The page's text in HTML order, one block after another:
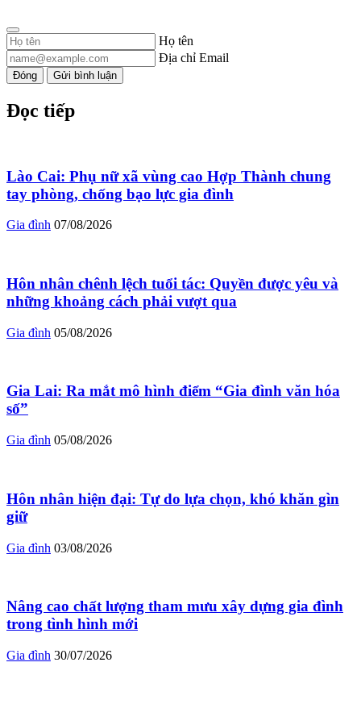
Họ tên
Địa chỉ Email
Đóng Gửi bình luận
Đọc tiếp
Lào Cai: Phụ nữ xã vùng cao Hợp Thành chung
tay phòng, chống bạo lực gia đình
Gia đình 07/08/2026
Hôn nhân chênh lệch tuổi tác: Quyền được yêu và
những khoảng cách phải vượt qua
Gia đình 05/08/2026
Gia Lai: Ra mắt mô hình điểm “Gia đình văn hóa
số”
Gia đình 05/08/2026
Hôn nhân hiện đại: Tự do lựa chọn, khó khăn gìn
giữ
Gia đình 03/08/2026
Nâng cao chất lượng tham mưu xây dựng gia đình
trong tình hình mới
Gia đình 30/07/2026